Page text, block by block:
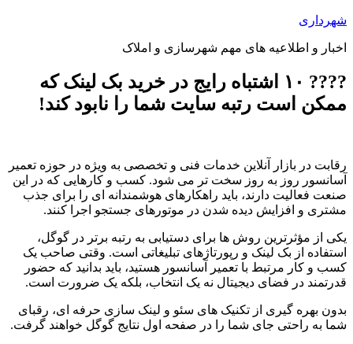
پرش
محتوا
شهرداری
اخبار و اطلاعیه های مهم شهرسازی و املاک
???? ۱۰ اشتباه رایج در خرید بک لینک که
ممکن است رتبه سایت شما را نابود کند!
رقابت در بازار آنلاین خدمات فنی و تخصصی به ویژه در حوزه تعمیر
آسانسور روز به روز سخت تر می شود. کسب و کارهایی که در این
صنعت فعالیت دارند، باید راهکارهای هوشمندانه ای را برای جذب
مشتری و افزایش دیده شدن در موتورهای جستجو اجرا کنند.
یکی از مؤثرترین روش ها برای دستیابی به رتبه برتر در گوگل،
استفاده از بک لینک و رپورتاژهای تبلیغاتی است. وقتی صاحب یک
کسب و کار مرتبط با تعمیر آسانسور هستید، باید بدانید که حضور
قدرتمند در فضای دیجیتال نه یک انتخاب، بلکه یک ضرورت است.
بدون بهره گیری از تکنیک های سئو و لینک سازی حرفه ای، رقبای
شما به راحتی جای شما را در صفحه اول نتایج گوگل خواهند گرفت.